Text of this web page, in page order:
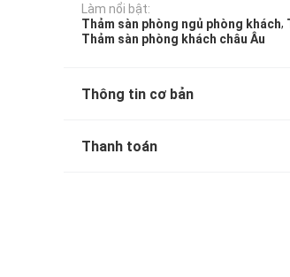
Làm nổi bật:
Thảm sàn phòng ngủ phòng khách,
Thảm sàn phòng khách châu Âu
Thông tin cơ bản
Thanh toán